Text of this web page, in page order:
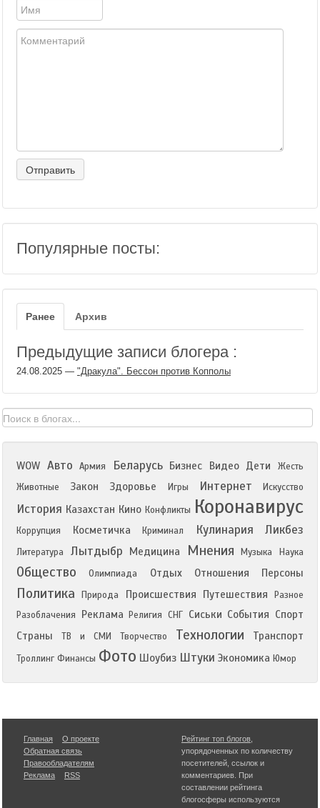
Популярные посты:
Ранее Архив
Предыдущие записи блогера :
24.08.2025 — "Дракула". Бессон против Копполы
WOW Авто Армия Беларусь Бизнес Видео Дети
Жесть
Животные
Закон Здоровье Игры Интернет Искусство
История Казахстан Кино Конфликты Коронавирус
Коррупция Косметичка Криминал Кулинария Ликбез
Литература Лытдыбр Медицина Мнения Музыка Наука
Общество Олимпиада Отдых Отношения Персоны
Политика Природа Происшествия Путешествия
Разное
Разоблачения
Реклама Религия СНГ Сиськи События Спорт
Страны
ТВ и СМИ Творчество Технологии Транспорт
Троллинг Финансы Фото Шоубиз Штуки Экономика Юмор
Главная
О проекте
Обратная связь
Правообладателям
Реклама
RSS
Рейтинг топ блогов
упорядоченных по количеству
посетителей, ссылок и
комментариев. При
составлении рейтинга
блогосферы используются